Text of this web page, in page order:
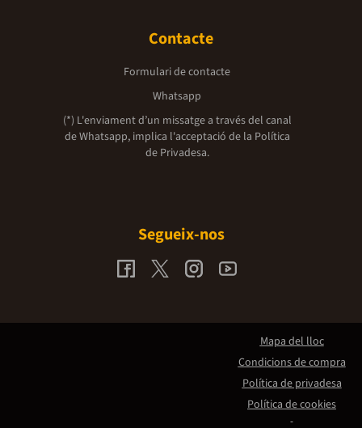
Contacte
Formulari de contacte
Whatsapp
(*) L'enviament d’un missatge a través del canal
de Whatsapp, implica l'acceptació de la Política
de Privadesa.
Segueix-nos
Mapa del lloc
Condicions de compra
Política de privadesa
Política de cookies